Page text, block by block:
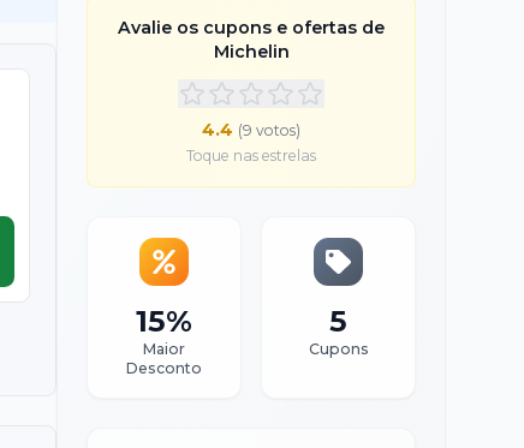
Avalie os cupons e ofertas de
Michelin
4.4 (9 votos)
Toque nas estrelas
15%
Maior
Desconto
5
Cupons